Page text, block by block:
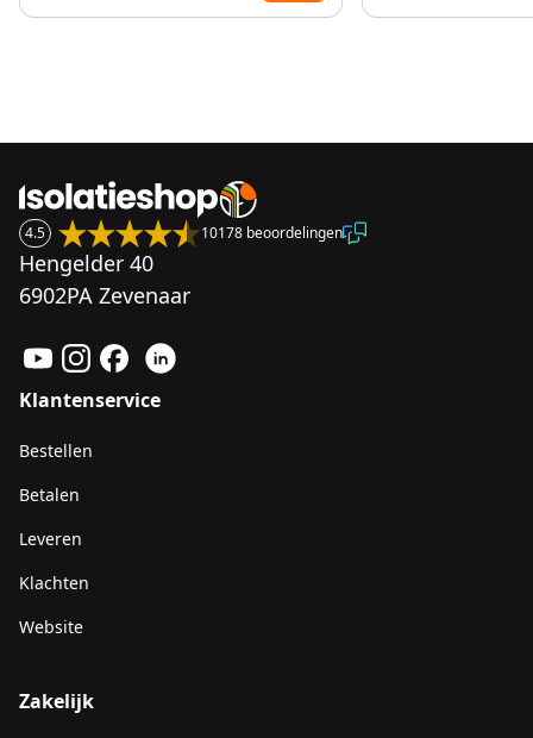
4.5 10178 beoordelingen
Hengelder 40
6902PA Zevenaar
Klantenservice
Bestellen
Betalen
Leveren
Klachten
Website
Zakelijk